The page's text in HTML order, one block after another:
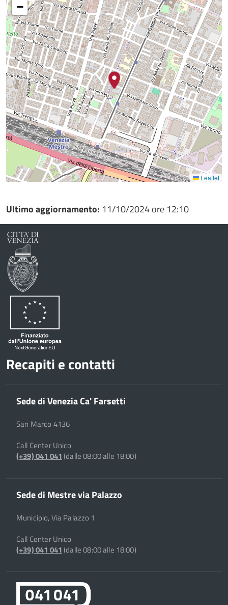
−
Leaflet
Ultimo aggiornamento: 11/10/2024 ore 12:10
Recapiti e contatti
Sede di Venezia Ca' Farsetti
San Marco 4136
Call Center Unico
(+39) 041 041(dalle 08:00 alle 18:00)
Sede di Mestre via Palazzo
Municipio, Via Palazzo 1
Call Center Unico
(+39) 041 041(dalle 08:00 alle 18:00)